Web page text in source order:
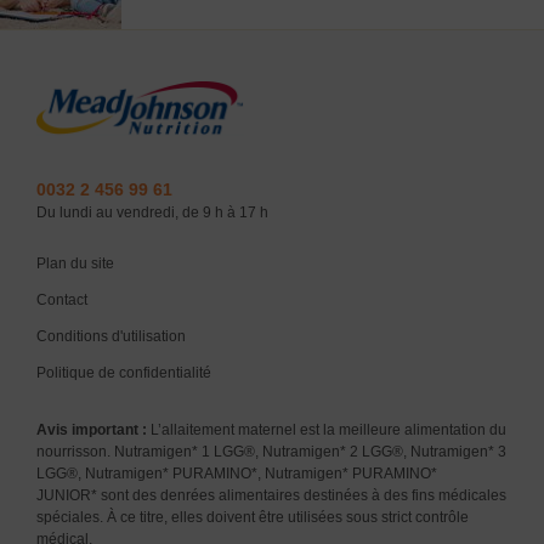
0032 2 456 99 61
Du lundi au vendredi, de 9 h à 17 h
Plan du site
Contact
Conditions d'utilisation
Politique de confidentialité
Avis important : L’allaitement maternel est la meilleure alimentation du
nourrisson. Nutramigen* 1 LGG®, Nutramigen* 2 LGG®, Nutramigen* 3
LGG®, Nutramigen* PURAMINO*, Nutramigen* PURAMINO*
JUNIOR* sont des denrées alimentaires destinées à des fins médicales
spéciales. À ce titre, elles doivent être utilisées sous strict contrôle
médical.